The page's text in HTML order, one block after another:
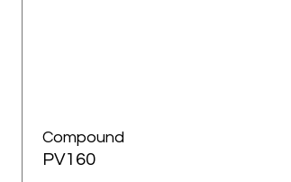
Compound
PV160